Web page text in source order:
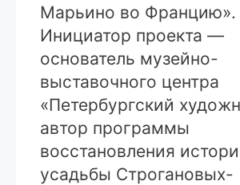
Марьино во Францию».
Инициатор проекта —
основатель музейно-
выставочного центра
«Петербургский
автор программы
восстановления
усадьбы Строгановых-